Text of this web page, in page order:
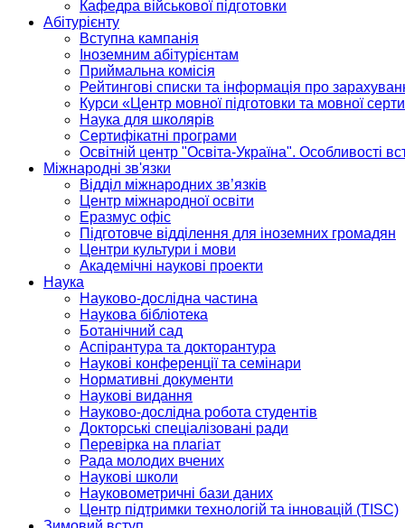
Кафедра військової підготовки
Абітурієнту
Вступна кампанія
Іноземним абітурієнтам
Приймальна комісія
Рейтингові списки та інформація про
Курси «Центр мовної підготовки та мовної
Наука для школярів
Сертифікатні програми
Освітній центр "Освіта-Україна". Особливості
Міжнародні зв'язки
Відділ міжнародних зв’язків
Центр міжнародної освіти
Еразмус офіс
Підготовче відділення для іноземних громадян
Центри культури і мови
Академічні наукові проекти
Наука
Науково-дослідна частина
Наукова бібліотека
Ботанічний сад
Аспірантура та докторантура
Наукові конференції та семінари
Нормативні документи
Наукові видання
Науково-дослідна робота студентів
Докторські спеціалізовані ради
Перевірка на плагіат
Рада молодих вчених
Наукові школи
Науковометричні бази даних
Центр підтримки технологій та інновацій (TISC)